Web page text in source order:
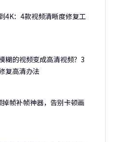
4K：4款视频清晰度修复工
糊的视频变成高清视频？3
复高清办法
掉帧补帧神器，告别卡顿画